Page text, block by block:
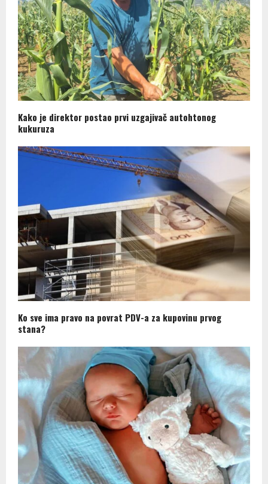
Kako je direktor postao prvi uzgajivač autohtonog
kukuruza
Ko sve ima pravo na povrat PDV-a za kupovinu prvog
stana?